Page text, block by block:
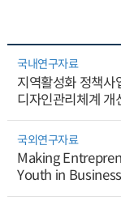
국내연구자료
지역활성화 정책사
디자인관리체계 개
국외연구자료
Making
Youth in